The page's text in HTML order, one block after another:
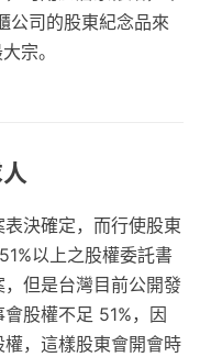
公司的股東紀念品來
宗。
決確定，而行使股東
以上之股權委託書
但是台灣目前公開發
股權不足 51%，因
，這樣股東會開會時